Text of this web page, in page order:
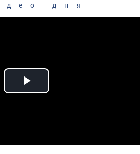
дня
Play Video